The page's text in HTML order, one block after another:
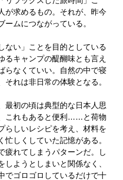
が求めるもの。それが、昨今
ームにつながっている。
い」ことを目的としている
るキャンプの醍醐味とも言え
らなくていい。自然の中で寝
それは非日常の体験となる。
最初の頃は典型的な日本人思
これもあると便利……と荷物
らしいレシピを考え、材料を
忙しくしていた記憶がある。
疲れてしまうパターンだ。し
しようとしまいと関係なく、
でゴロゴロしているだけで十